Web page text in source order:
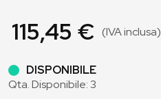
115,45 € (IVA inclusa)
DISPONIBILE
Qta. Disponibile: 3